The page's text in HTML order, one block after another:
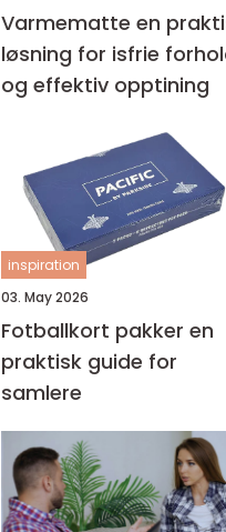
Varmematte en praktisk
løsning for isfrie
og effektiv opptining
inspiration
03. May 2026
Fotballkort pakker en
praktisk guide for
samlere